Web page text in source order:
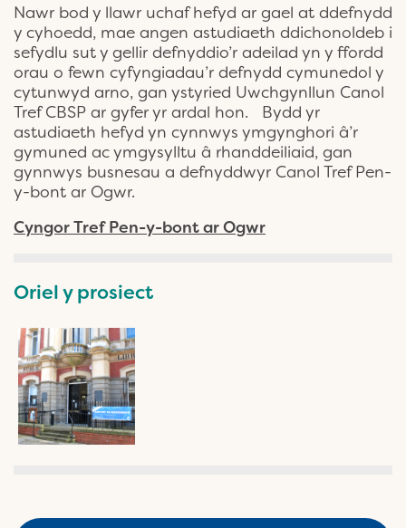
Nawr bod y llawr uchaf hefyd ar gael at ddefnydd
y cyhoedd, mae angen astudiaeth ddichonoldeb i
sefydlu sut y gellir defnyddio’r adeilad yn y ffordd
orau o fewn cyfyngiadau’r defnydd cymunedol y
cytunwyd arno, gan ystyried Uwchgynllun Canol
Tref CBSP ar gyfer yr ardal hon. Bydd yr
astudiaeth hefyd yn cynnwys ymgynghori â’r
gymuned ac ymgysylltu â rhanddeiliaid, gan
gynnwys busnesau a defnyddwyr Canol Tref Pen-
y-bont ar Ogwr.
Cyngor Tref Pen-y-bont ar Ogwr
Oriel y prosiect